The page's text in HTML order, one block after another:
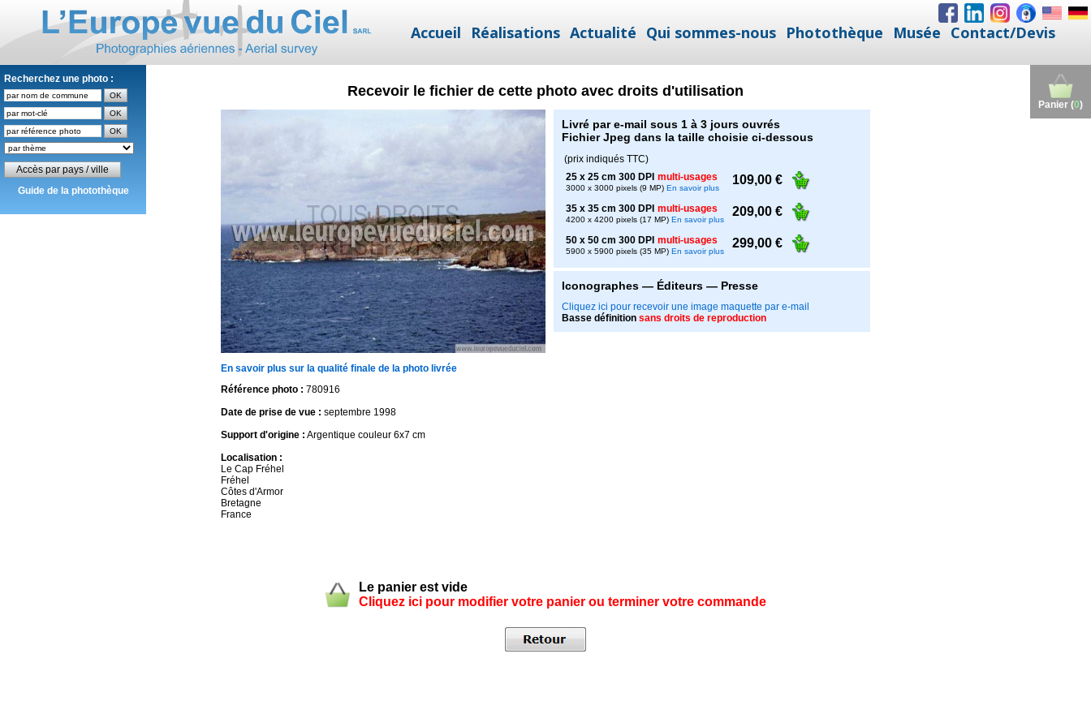
Accueil Réalisations Actualité Qui sommes-nous Photothèque Musée Contact/Devis